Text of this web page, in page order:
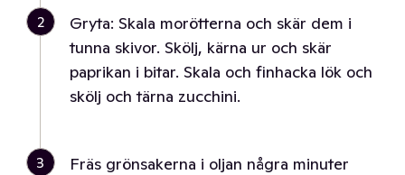
2
Gryta: Skala morötterna och skär dem i
tunna skivor. Skölj, kärna ur och skär
paprikan i bitar. Skala och finhacka lök och
skölj och tärna zucchini.
3
Fräs grönsakerna i oljan några minuter